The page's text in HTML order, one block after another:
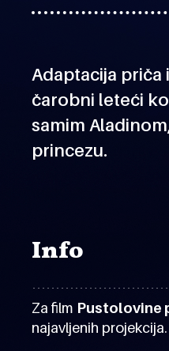
Adaptacija priča
čarobni leteći
samim
princezu.
Info
Za film Pustolovine
najavljenih projekcija.